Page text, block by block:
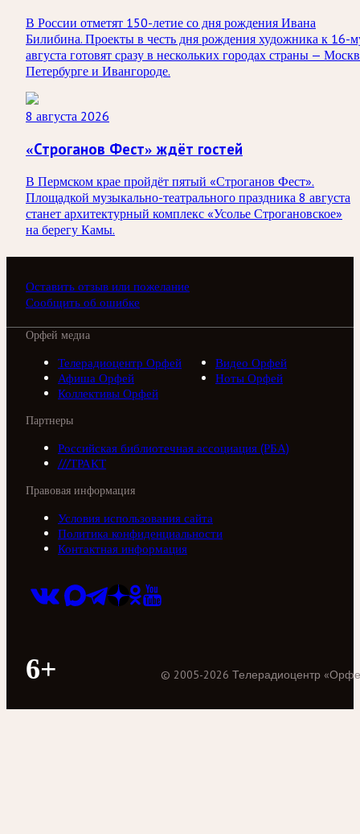
В России отметят 150-летие со дня рождения Ивана
Билибина. Проекты в честь дня рождения художника к 16-
августа готовят сразу в нескольких городах страны —
Петербурге и Ивангороде.
8 августа 2026
«Строганов Фест» ждёт гостей
В Пермском крае пройдёт пятый «Строганов Фест».
Площадкой музыкально-театрального праздника 8 августа
станет архитектурный комплекс «Усолье Строгановское»
на берегу Камы.
Оставить отзыв или пожелание
Сообщить об ошибке
Орфей медиа
Телерадиоцентр Орфей
Видео Орфей
Афиша Орфей
Ноты Орфей
Коллективы Орфей
Партнеры
Российская библиотечная ассоциация (РБА)
///ТРАКТ
Правовая информация
Условия использования сайта
Политика конфиденциальности
Контактная информация
6+ © 2005-2026 Телерадиоцентр